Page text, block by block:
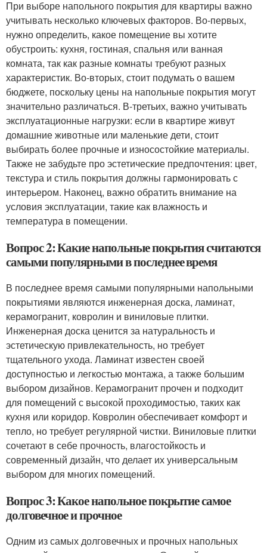
При выборе напольного покрытия для квартиры важно
учитывать несколько ключевых факторов. Во-первых,
нужно определить, какое помещение вы хотите
обустроить: кухня, гостиная, спальня или ванная
комната, так как разные комнаты требуют разных
характеристик. Во-вторых, стоит подумать о вашем
бюджете, поскольку цены на напольные покрытия могут
значительно различаться. В-третьих, важно учитывать
эксплуатационные нагрузки: если в квартире живут
домашние животные или маленькие дети, стоит
выбирать более прочные и износостойкие материалы.
Также не забудьте про эстетические предпочтения: цвет,
текстура и стиль покрытия должны гармонировать с
интерьером. Наконец, важно обратить внимание на
условия эксплуатации, такие как влажность и
температура в помещении.
Вопрос 2: Какие напольные покрытия считаются
самыми популярными в последнее время
В последнее время самыми популярными напольными
покрытиями являются инженерная доска, ламинат,
керамогранит, ковролин и виниловые плитки.
Инженерная доска ценится за натуральность и
эстетическую привлекательность, но требует
тщательного ухода. Ламинат известен своей
доступностью и легкостью монтажа, а также большим
выбором дизайнов. Керамогранит прочен и подходит
для помещений с высокой проходимостью, таких как
кухня или коридор. Ковролин обеспечивает комфорт и
тепло, но требует регулярной чистки. Виниловые плитки
сочетают в себе прочность, влагостойкость и
современный дизайн, что делает их универсальным
выбором для многих помещений.
Вопрос 3: Какое напольное покрытие самое
долговечное и прочное
Одним из самых долговечных и прочных напольных